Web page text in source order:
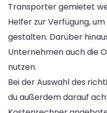
Transporter gemietet
Helfer zur Verfügung,
gestalten. Darüber
Unternehmen auch die
nutzen.
Bei der Auswahl des
du außerdem darauf